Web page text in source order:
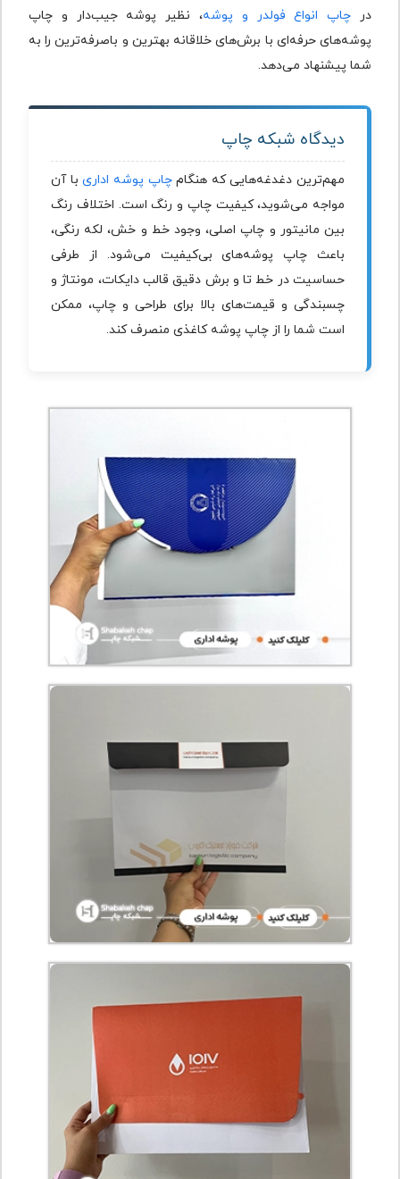
در چاپ انواع فولدر و پوشه، نظیر پوشه جیب‌دار و چاپ
پوشه‌های حرفه‌ای با برش‌های خلاقانه بهترین و باصرفه‌ترین را به
شما پیشنهاد می‌دهد.
دیدگاه شبکه چاپ
مهم‌ترین دغدغه‌هایی که هنگامچاپ پوشه اداریبا آن
مواجه می‌شوید، کیفیت چاپ و رنگ است. اختلاف رنگ
بین مانیتور و چاپ اصلی، وجود خط و خش، لکه رنگی،
باعث چاپ پوشه‌های بی‌کیفیت می‌شود. از طرفی
حساسیت در خط تا و برش دقیق قالب دایکات، مونتاژ و
چسبندگی و قیمت‌های بالا برای طراحی و چاپ، ممکن
است شما را از چاپ پوشه کاغذی منصرف کند.